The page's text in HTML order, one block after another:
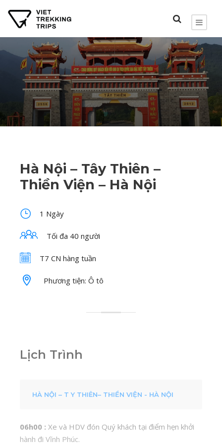
Hà Nội – Tây Thiên –
Thiền Viện – Hà Nội
1 Ngày
Tối đa 40 người
T7 CN hàng tuần
Phương tiện: Ô tô
Lịch Trình
HÀ NỘI – T Y THIÊN– THIỀN VIỆN - HÀ NỘI
06h00 : Xe và HDV đón Quý khách tại điểm hẹn khởi
hành đi Vĩnh Phúc.